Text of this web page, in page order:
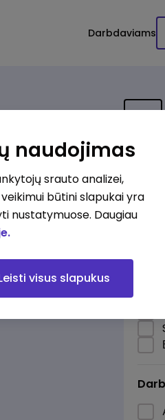
Darbdaviams
bandykite dar
naudojimas
srauto analizei,
būtini slapukai yra
nustatymuose. Daugiau
visus slapukus